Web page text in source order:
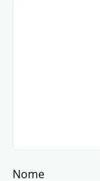
Nome